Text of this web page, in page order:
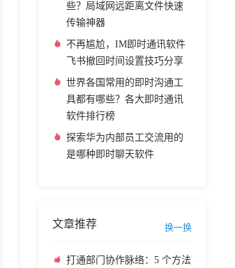
些？局域网远距离文件快速
传输神器
不再尴尬，IM即时通讯软件
飞书撤回时间设置技巧分享
世界各国常用的即时沟通工
具都有哪些？各大即时通讯
软件排行榜
探索华为内部员工交流用的
是哪种即时聊天软件
文章推荐 换一换
打通部门协作脉络：5 个方法